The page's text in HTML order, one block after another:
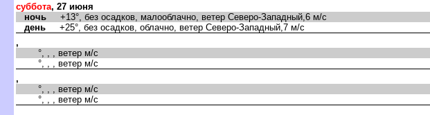
суббота, 27 июня
ночь +13°, без осадков, малооблачно, ветер Северо-Западный,6 м/с
день +25°, без осадков, облачно, ветер Северо-Западный,7 м/с
,
°, , , ветер м/с
°, , , ветер м/с
,
°, , , ветер м/с
°, , , ветер м/с